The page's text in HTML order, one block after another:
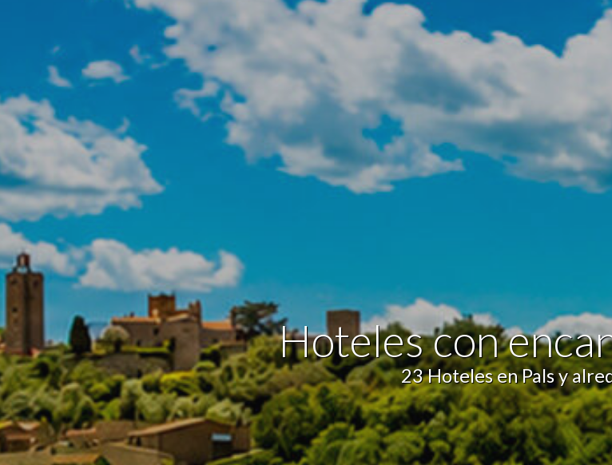
Hoteles con
23 Hoteles en Pals y
Modificar cookies
Técnicas y funcionales
Este sitio web utiliza Cookies propias para recopilar
mejorar nuestros servicios. Si continua navegando,
instalación de las mismas. El usuario tiene la posibilidad
pudiendo, si así lo desea, impedir que sean instaladas en
deberá tener en cuenta que dicha acción podrá
Permiten realizar el seguimiento y análisis del
sitio web. La información recogida mediante este tipo de
medición de la actividad de la web para la elaboración de
los usuarios con el fin de introducir mejoras en función
que hacen los usuarios del servicio. Permiten guardar la
del usuario para mejorar la calidad de nuestros servicios
experiencia a través de productos recomendados.
Marketing y publicidad
Estas cookies son utilizadas para almacenar información
elecciones personales del usuario a través de la
hábitos de navegación. Gracias a ellas, podemos
en el sitio web y mostrar publicidad relacionada con el